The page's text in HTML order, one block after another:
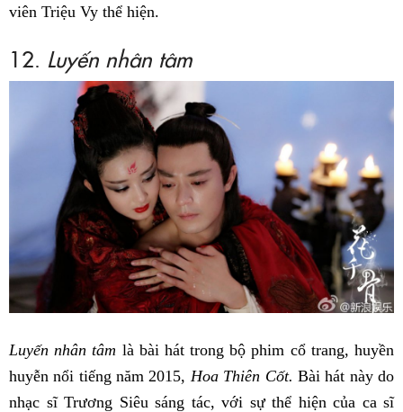
viên Triệu Vy thể hiện.
12. Luyến nhân tâm
Luyến nhân tâm là bài hát trong bộ phim cổ trang, huyền
huyễn nổi tiếng năm 2015, Hoa Thiên Cốt. Bài hát này do
nhạc sĩ Trương Siêu sáng tác, với sự thể hiện của ca sĩ